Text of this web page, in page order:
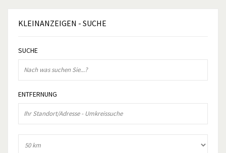
KLEINANZEIGEN - SUCHE
SUCHE
ENTFERNUNG